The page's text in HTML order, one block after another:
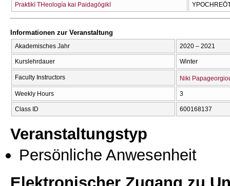
Praktikī THeología kai Paidagōgikī
Informationen zur Veranstaltung
Akademisches Jahr 2020 – 2021
Kurslehrdauer Winter
Faculty Instructors Niki
Weekly Hours 3
Class ID 600168137
Veranstaltungstyp
Persönliche Anwesenheit